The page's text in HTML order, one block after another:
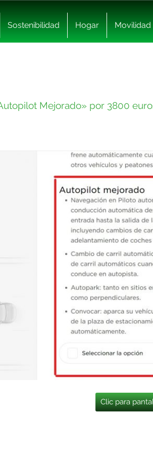
Sostenibilidad Hogar Movilidad
Mejorado» por 3800
Clic para